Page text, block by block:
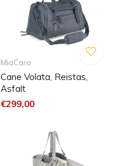
MiaCara
Cane Volata, Reistas,
Asfalt
€299,00